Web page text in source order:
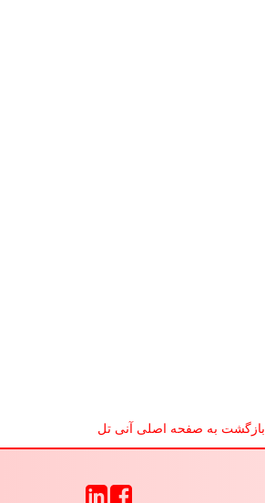
بازگشت به صفحه اصلی آنی تل